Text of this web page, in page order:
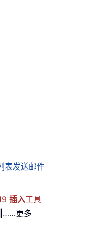
表发送邮件
插入工具
……更多